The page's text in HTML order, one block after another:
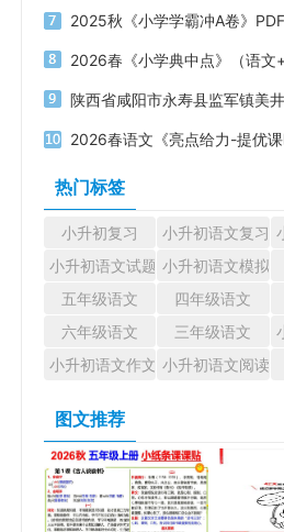
热门标签
小升初复习 小升初语文复习
小升初语文试题 小升初语文模拟
五年级语文
四年级语文
六年级语文
三年级语文
小升初语文作文 小升初语文阅读
图文推荐